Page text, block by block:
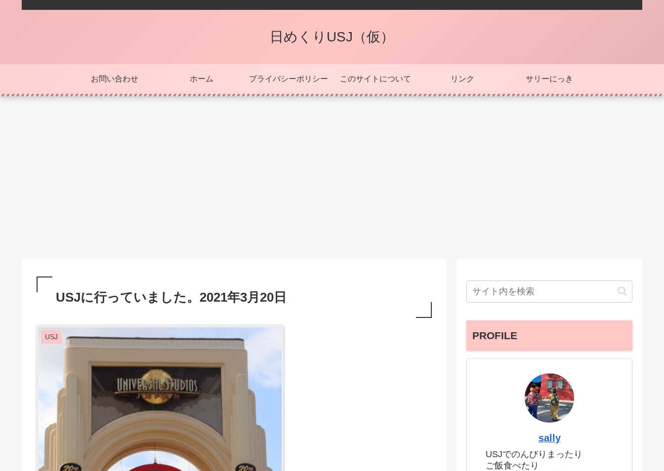
日めくりUSJ（仮）
お問い合わせ ホーム プライバシーポリシー このサイトについて リンク サリーにっき
USJに行っていました。2021年3月20日
USJ PROFILE
sally
USJでのんびりまったり
ご飯食べたり